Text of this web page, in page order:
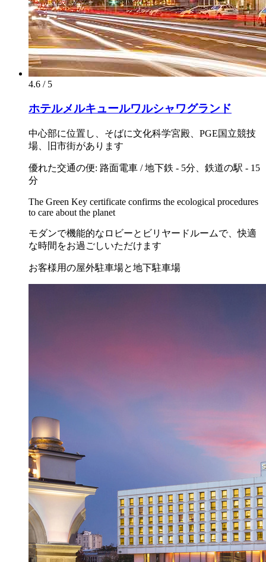
4.6 / 5
ホテルメルキュールワルシャワグランド
中心部に位置し、そばに文化科学宮殿、PGE国立競技
場、旧市街があります
優れた交通の便: 路面電車 / 地下鉄 - 5分、鉄道の駅 - 15
分
The Green Key certificate confirms the ecological procedures
to care about the planet
モダンで機能的なロビーとビリヤードルームで、快適
な時間をお過ごしいただけます
お客様用の屋外駐車場と地下駐車場